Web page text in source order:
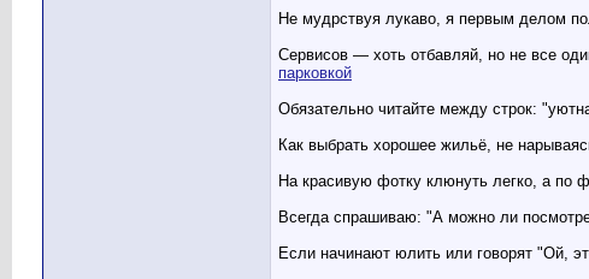
Не мудрствуя лукаво, я первым делом
Сервисов — хоть отбавляй, но не все
парковкой
Обязательно читайте между строк:
Как выбрать хорошее жильё, не
На красивую фотку клюнуть легко, а по
Всегда спрашиваю: "А можно ли
Если начинают юлить или говорят "Ой,